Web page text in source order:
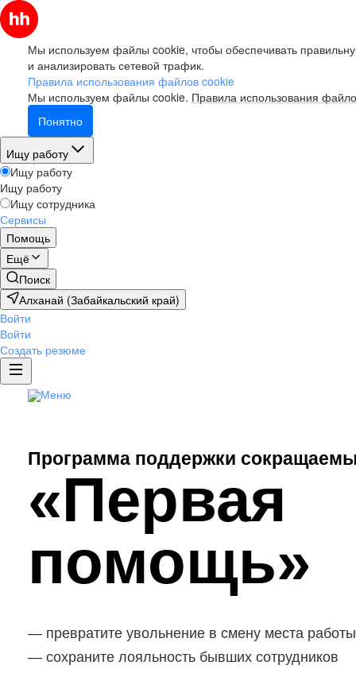
Мы используем файлы cookie, чтобы обеспечивать
и анализировать сетевой трафик.
Правила использования файлов cookie
Мы используем файлы cookie. Правила использования
Понятно
Ищу работу
Ищу работу
Ищу работу
Ищу сотрудника
Сервисы
Помощь
Ещё
Поиск
Алханай (Забайкальский край)
Войти
Войти
Создать резюме
HRspace - подбор сотрудников
Рекламные продукты
Clickme: продвижение
Программа поддержки
«Первая
помощь»
превратите увольнение в смену места работы
сохраните лояльность бывших сотрудников